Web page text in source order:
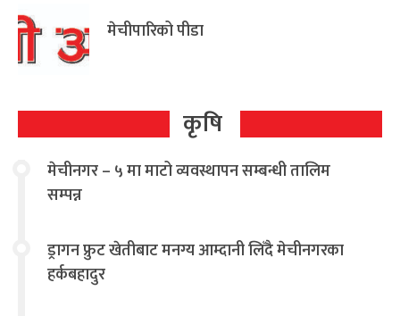
मेचीपारिको पीडा
कृषि
मेचीनगर – ५ मा माटो व्यवस्थापन सम्बन्धी तालिम
सम्पन्न
ड्रागन फ्रुट खेतीबाट मनग्य आम्दानी लिँदै मेचीनगरका
हर्कबहादुर